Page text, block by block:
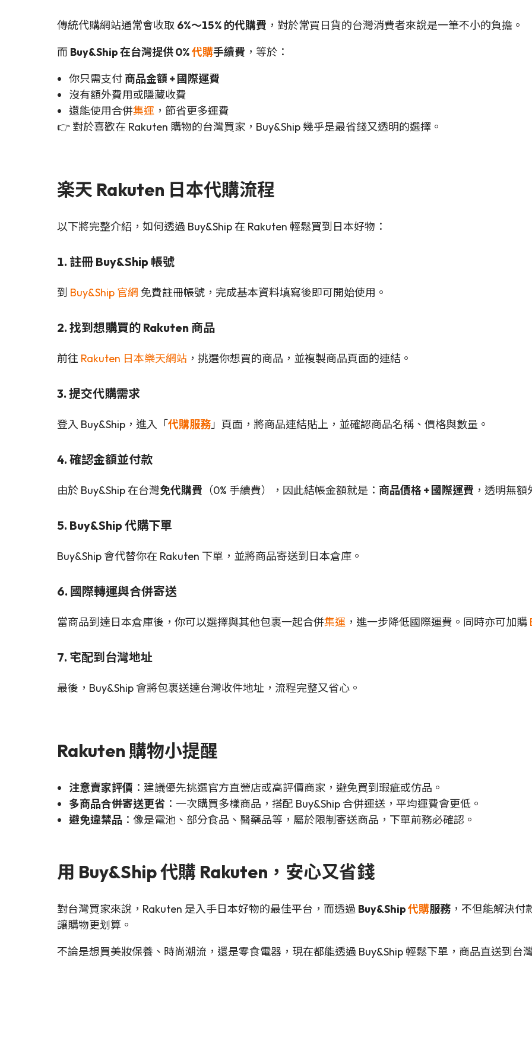
傳統代購網站通常會收取 6%～15% 的代購費 ，對於常買日貨的台灣消費者來說是一筆不小的負擔。
而 Buy&Ship 在台灣提供 0%代購手續費 ，等於：
你只需支付 商品金額 + 國際運費
沒有額外費用或隱藏收費
還能使用合併集運 ，節省更多運費
👉 對於喜歡在 Rakuten 購物的台灣買家，Buy&Ship 幾乎是最省錢又透明的選擇。
楽天 Rakuten 日本代購流程
以下將完整介紹，如何透過 Buy&Ship 在 Rakuten 輕鬆買到日本好物：
1. 註冊 Buy&Ship 帳號
到 Buy&Ship 官網 免費註冊帳號，完成基本資料填寫後即可開始使用。
2. 找到想購買的 Rakuten 商品
前往 Rakuten 日本樂天網站 ，挑選你想買的商品，並複製商品頁面的連結。
3. 提交代購需求
登入 Buy&Ship，進入「代購服務」頁面，將商品連結貼上，並確認商品名稱、價格與數量。
4. 確認金額並付款
由於 Buy&Ship 在台灣免代購費 （0% 手續費），因此結帳金額就是： 商品價格 + 國際運費 ，透明無
5. Buy&Ship 代購下單
Buy&Ship 會代替你在 Rakuten 下單，並將商品寄送到日本倉庫。
6. 國際轉運與合併寄送
當商品到達日本倉庫後，你可以選擇與其他包裹一起合併集運 ，進一步降低國際運費。同時亦可加購
7. 宅配到台灣地址
最後，Buy&Ship 會將包裹送達台灣收件地址，流程完整又省心。
Rakuten 購物小提醒
注意賣家評價 ：建議優先挑選官方直營店或高評價商家，避免買到瑕疵或仿品。
多商品合併寄送更省 ：一次購買多樣商品，搭配 Buy&Ship 合併運送，平均運費會更低。
避免違禁品 ：像是電池、部分食品、醫藥品等，屬於限制寄送商品，下單前務必確認。
用 Buy&Ship 代購 Rakuten，安心又省錢
對台灣買家來說，Rakuten 是入手日本好物的最佳平台，而透過 Buy&Ship代購服務 ，不但能解決
讓購物更划算。
不論是想買美妝保養、時尚潮流，還是零食電器，現在都能透過 Buy&Ship 輕鬆下單，商品直送到台